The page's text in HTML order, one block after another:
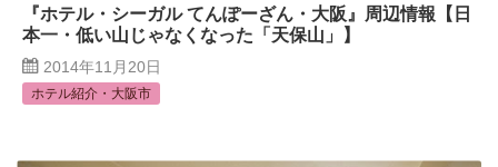
『ホテル・シーガル てんぽーざん・大阪』周辺情報【日
本一・低い山じゃなくなった「天保山」】
2014年11月20日
ホテル紹介・大阪市